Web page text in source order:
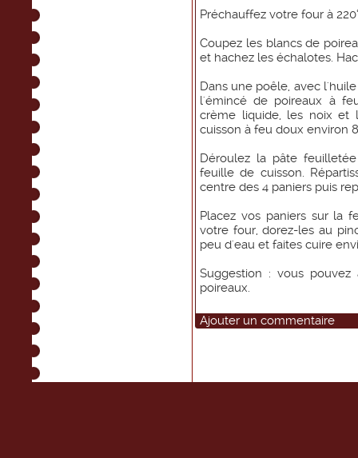
Préchauffez votre four à
Coupez les blancs de
et hachez les échalotes.
Dans une poêle, avec
l'émincé de poireaux à
crème liquide, les noix et
cuisson à feu doux environ
Déroulez la pâte
feuille de cuisson.
centre des 4 paniers puis
Placez vos paniers sur la
votre four, dorez-les au
peu d'eau et faites cuire
Suggestion : vous
poireaux.
Ajouter un commentaire